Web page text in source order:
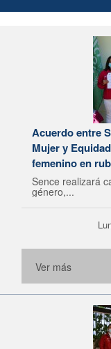
Acuerdo entre
Mujer y
femenino en
Sence realizará
género,...
Ver más